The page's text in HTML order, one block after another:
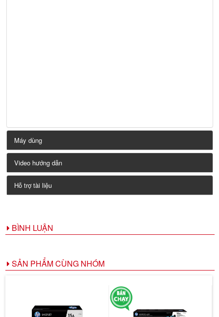
Máy dùng
Video hướng dẫn
Hỗ trợ tài liệu
BÌNH LUẬN
SẢN PHẨM CÙNG NHÓM